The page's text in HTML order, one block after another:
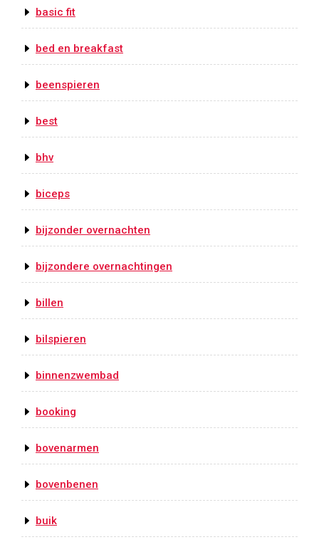
basic fit
bed en breakfast
beenspieren
best
bhv
biceps
bijzonder overnachten
bijzondere overnachtingen
billen
bilspieren
binnenzwembad
booking
bovenarmen
bovenbenen
buik